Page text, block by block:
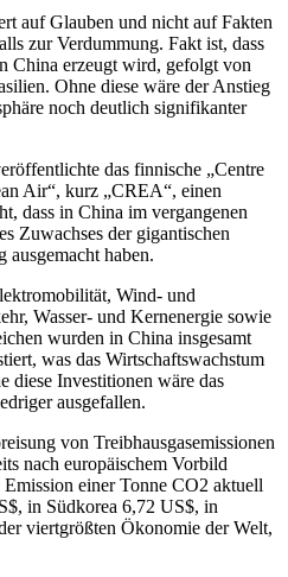
auf Glauben und nicht auf Fakten
zur Verdummung. Fakt ist, dass
China erzeugt wird, gefolgt von
Ohne diese wäre der Anstieg
noch deutlich signifikanter
das finnische „Centre
Air“, kurz „CREA“, einen
dass in China im vergangenen
Zuwachses der gigantischen
ausgemacht haben.
Wind- und
Wasser- und Kernenergie sowie
wurden in China insgesamt
was das Wirtschaftswachstum
diese Investitionen wäre das
ausgefallen.
von Treibhausgasemissionen
nach europäischem Vorbild
einer Tonne CO2 aktuell
in Südkorea 6,72 US$, in
viertgrößten Ökonomie der Welt,